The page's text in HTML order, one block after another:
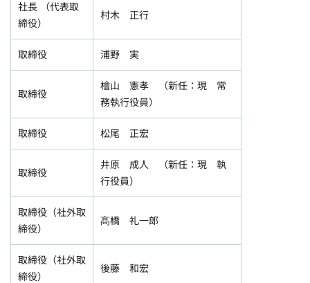
社長 （代表取
締役）
村木 正行
取締役 浦野 実
取締役
檜山 憲孝 （新任：現 常
務執行役員）
取締役 松尾 正宏
取締役
井原 成人 （新任：現 執
行役員）
取締役（社外取
締役）
髙橋 礼一郎
取締役（社外取
締役）
後藤 和宏